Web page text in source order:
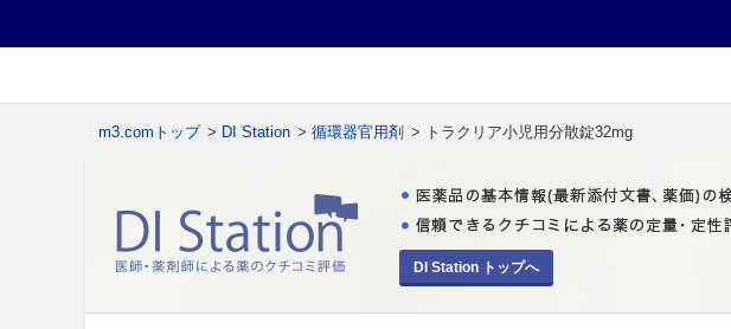
m3.comトップ > DI Station > 循環器官用剤 > トラクリア小児用分散錠32mg
DI Station トップへ